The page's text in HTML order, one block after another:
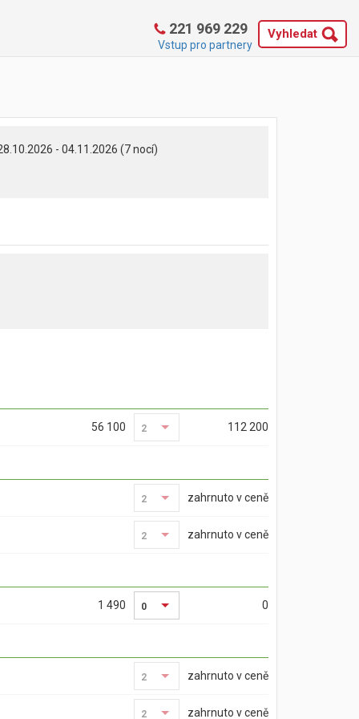
221 969 229 Vyhledat
Vstup pro partnery
- 04.11.2026 (7 nocí)
56 100 2
2 112 200
2
2 zahrnuto v ceně
2
2 zahrnuto v ceně
1 490 0 0
2
2 zahrnuto v ceně
2
2 zahrnuto v ceně